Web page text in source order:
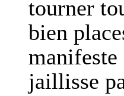
tourner
bien
manifeste
jaillisse